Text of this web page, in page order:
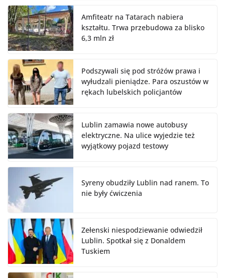
Amfiteatr na Tatarach nabiera
kształtu. Trwa przebudowa za blisko
6,3 mln zł
Podszywali się pod stróżów prawa i
wyłudzali pieniądze. Para oszustów w
rękach lubelskich policjantów
Lublin zamawia nowe autobusy
elektryczne. Na ulice wyjedzie też
wyjątkowy pojazd testowy
Syreny obudziły Lublin nad ranem. To
nie były ćwiczenia
Zełenski niespodziewanie odwiedził
Lublin. Spotkał się z Donaldem
Tuskiem